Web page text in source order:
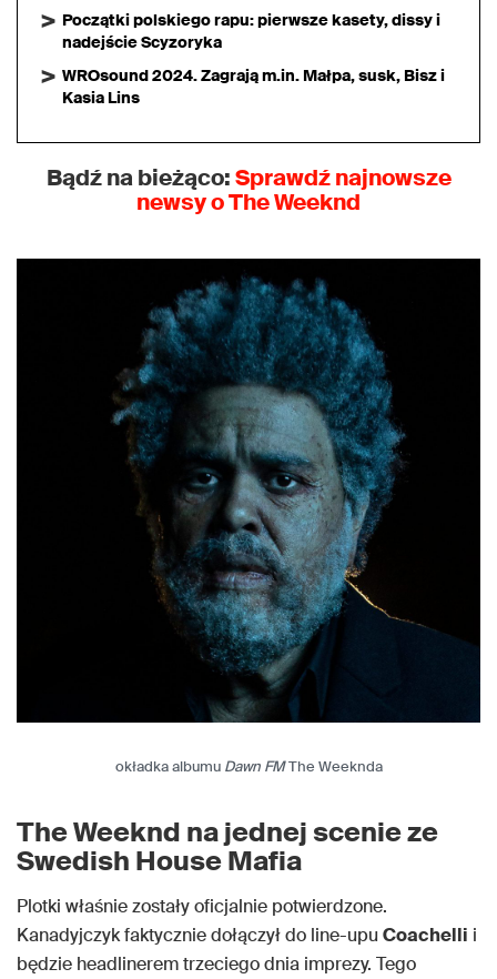
Początki polskiego rapu: pierwsze kasety, dissy i
nadejście Scyzoryka
WROsound 2024. Zagrają m.in. Małpa, susk, Bisz i
Kasia Lins
Bądź na bieżąco:Sprawdź najnowsze
newsy o The Weeknd
okładka albumu Dawn FMThe Weeknda
The Weeknd na jednej scenie ze
Swedish House Mafia
Plotki właśnie zostały oficjalnie potwierdzone.
Kanadyjczyk faktycznie dołączył do line-upu Coachelli i
będzie headlinerem trzeciego dnia imprezy. Tego